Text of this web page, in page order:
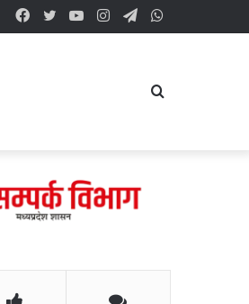
Telegram
Instagram
YouTube
Twitter
Facebook
Search